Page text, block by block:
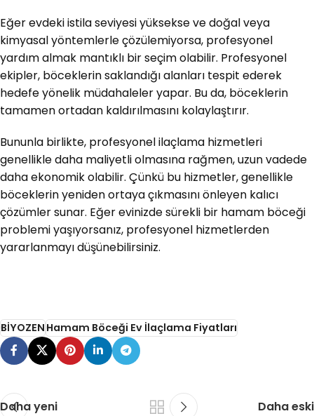
Eğer evdeki istila seviyesi yüksekse ve doğal veya
kimyasal yöntemlerle çözülemiyorsa, profesyonel
yardım almak mantıklı bir seçim olabilir. Profesyonel
ekipler, böceklerin saklandığı alanları tespit ederek
hedefe yönelik müdahaleler yapar. Bu da, böceklerin
tamamen ortadan kaldırılmasını kolaylaştırır.
Bununla birlikte, profesyonel ilaçlama hizmetleri
genellikle daha maliyetli olmasına rağmen, uzun vadede
daha ekonomik olabilir. Çünkü bu hizmetler, genellikle
böceklerin yeniden ortaya çıkmasını önleyen kalıcı
çözümler sunar. Eğer evinizde sürekli bir hamam böceği
problemi yaşıyorsanız, profesyonel hizmetlerden
yararlanmayı düşünebilirsiniz.
BİYOZENHamam Böceği Ev İlaçlama Fiyatları
Daha yeni Daha eski